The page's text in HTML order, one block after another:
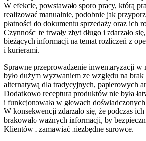
W efekcie, powstawało sporo pracy, którą
realizować manualnie, podobnie jak
płatności do dokumentu sprzedaży oraz ich
Czynności te trwały zbyt długo i zdarzało
bieżących informacji na temat rozliczeń z
i kurierami.
Sprawne przeprowadzenie inwentaryzacji w
było dużym wyzwaniem ze względu na brak
alternatywą dla tradycyjnych, papierowych
Dodatkowo receptura produktów nie była
i funkcjonowała w głowach
W konsekwencji zdarzało się, że podczas
brakowało ważnych informacji, by
Klientów i zamawiać niezbędne surowce.